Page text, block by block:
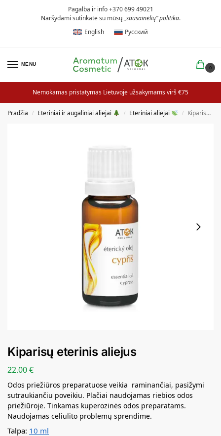
Pagalba ir info +370 699 49021
Naršydami sutinkate su mūsų„sausainėlių” politika.
English
Русский
MENU
0
Nemokamas pristatymas Lietuvoje užsakymams virš €75
Pradžia / Eteriniai ir augaliniai aliejai / Eteriniai aliejai / Kiparisų eterinis aliejus
Kiparisų eterinis aliejus
22.00€
Odos priežiūros preparatuose veikia raminančiai, pasižymi
sutraukiančiu poveikiu. Plačiai naudojamas riebios odos
priežiūroje. Tinkamas kuperozinės odos preparatams.
Naudojamas celiulito problemų sprendime.
Talpa: 10 ml